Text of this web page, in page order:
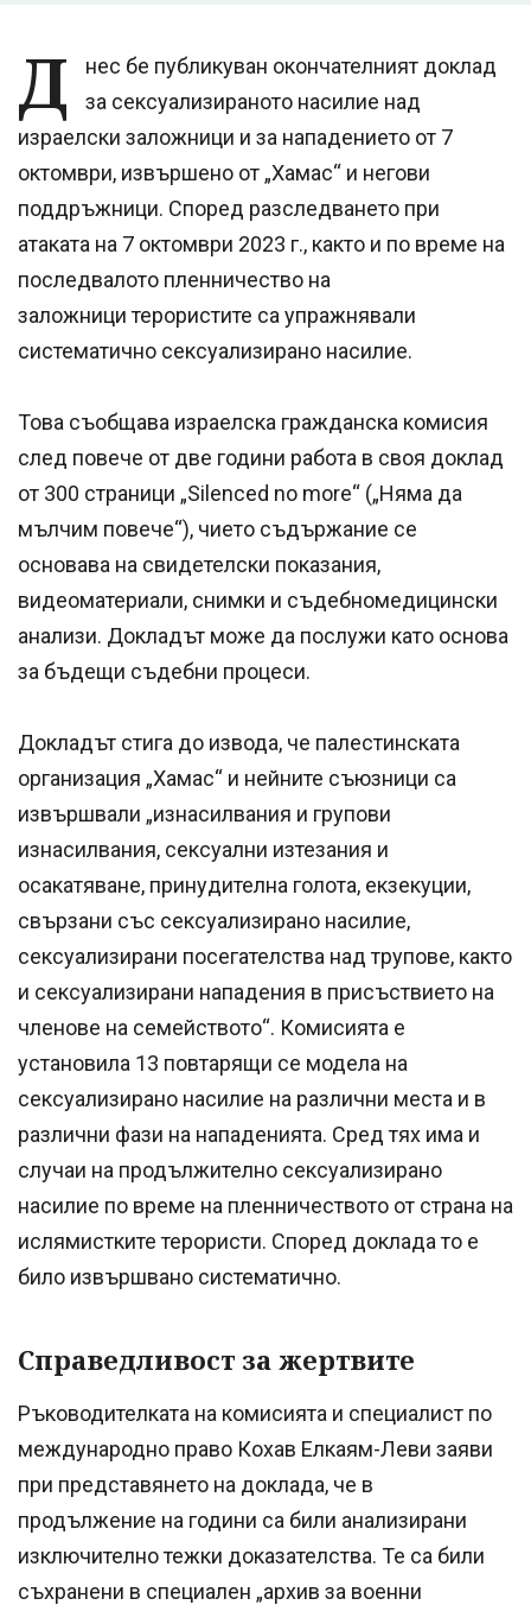
Д
нес бе публикуван окончателният доклад
за сексуализираното насилие над
израелски заложници и за нападението от 7
октомври, извършено от „Хамас“ и негови
поддръжници. Според разследването при
атаката на 7 октомври 2023 г., както и по време на
последвалото пленничество на
заложници терористите са упражнявали
систематично сексуализирано насилие.
Това съобщава израелска гражданска комисия
след повече от две години работа в своя доклад
от 300 страници „Silenced no more“ („Няма да
мълчим повече“), чието съдържание се
основава на свидетелски показания,
видеоматериали, снимки и съдебномедицински
анализи. Докладът може да послужи като основа
за бъдещи съдебни процеси.
Докладът стига до извода, че палестинската
организация „Хамас“ и нейните съюзници са
извършвали „изнасилвания и групови
изнасилвания, сексуални изтезания и
осакатяване, принудителна голота, екзекуции,
свързани със сексуализирано насилие,
сексуализирани посегателства над трупове, както
и сексуализирани нападения в присъствието на
членове на семейството“. Комисията е
установила 13 повтарящи се модела на
сексуализирано насилие на различни места и в
различни фази на нападенията. Сред тях има и
случаи на продължително сексуализирано
насилие по време на пленничеството от страна на
ислямистките терористи. Според доклада то е
било извършвано систематично.
Справедливост за жертвите
Ръководителката на комисията и специалист по
международно право Кохав Елкаям-Леви заяви
при представянето на доклада, че в
продължение на години са били анализирани
изключително тежки доказателства. Те са били
съхранени в специален „архив за военни